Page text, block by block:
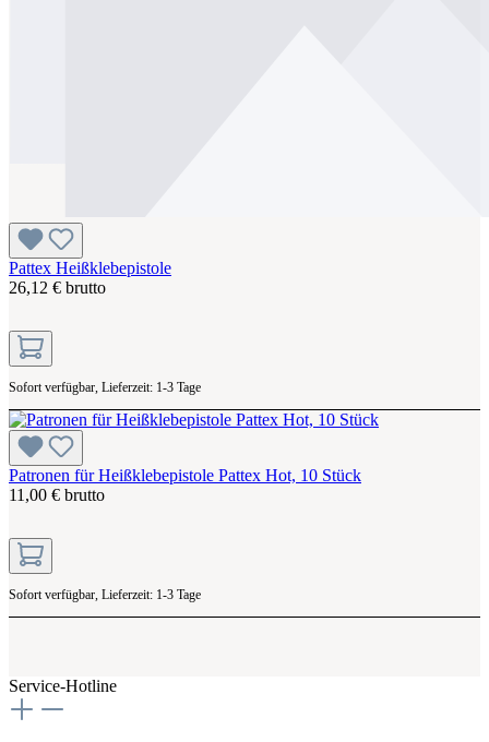
Pattex Heißklebepistole
26,12 € brutto
Sofort verfügbar, Lieferzeit: 1-3 Tage
Patronen für Heißklebepistole Pattex Hot, 10 Stück
11,00 € brutto
Sofort verfügbar, Lieferzeit: 1-3 Tage
Service-Hotline